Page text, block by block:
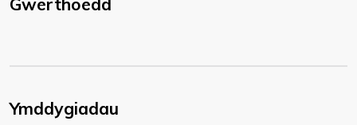
Ymddygiadau